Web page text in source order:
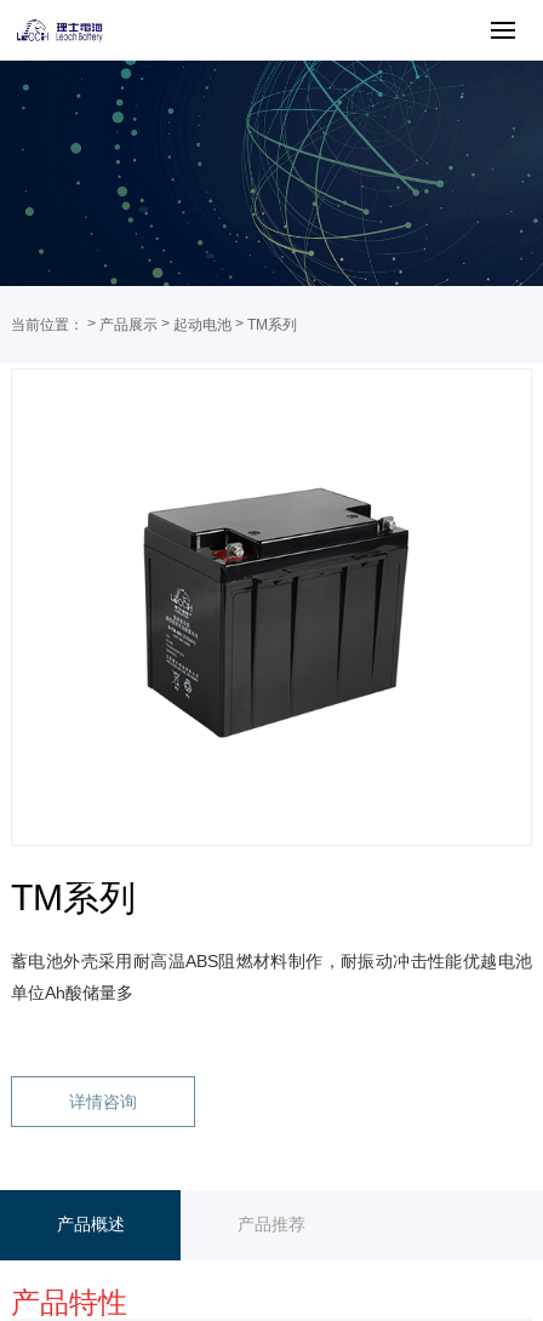
当前位置： > 产品展示> 起动电池> TM系列
TM系列
蓄电池外壳采用耐高温ABS阻燃材料制作，耐振动冲击性能优越电池
单位Ah酸储量多
详情咨询
产品概述 产品推荐
产品特性